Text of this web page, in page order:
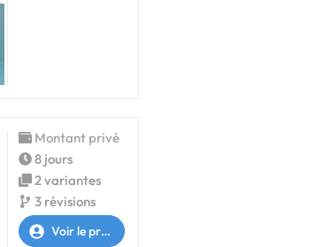
Montant privé
8 jours
2 variantes
3 révisions
Voir le profil